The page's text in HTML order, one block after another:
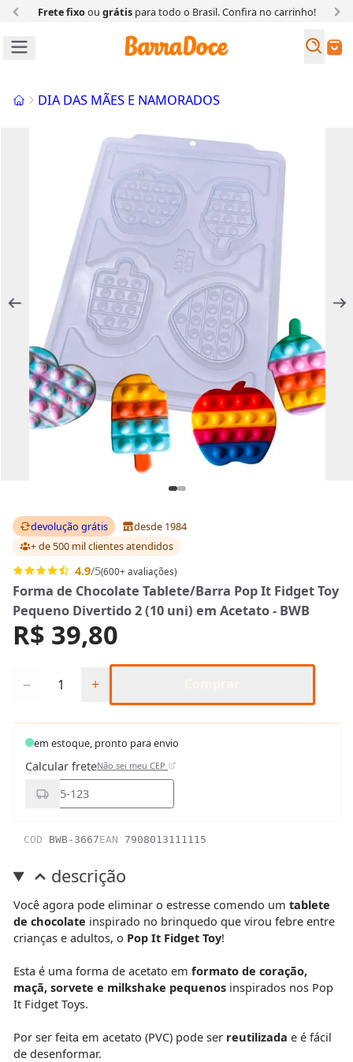
Frete fixoou grátispara todo o Brasil. Confira no carrinho!
Buscar
InícioDIA DAS MÃES E NAMORADOS
devolução grátis
desde 1984
+ de 500 mil clientesatendidos
4.9/5(600+ avaliações)
Forma de Chocolate Tablete/Barra Pop It Fidget Toy
Pequeno Divertido 2 (10 uni) em Acetato - BWB
R$ 39,80
− +
em estoque, pronto para envio
Calcular freteNão sei meu CEP
COD BWB-3667EAN 7908013111115
descrição
Você agora pode eliminar o estresse comendo um tablete
de chocolate inspirado no brinquedo que virou febre entre
crianças e adultos, o Pop It Fidget Toy!
Esta é uma forma de acetato em formato de coração,
maçã, sorvete e milkshake pequenosinspirados nos Pop
It Fidget Toys.
Por ser feita em acetato (PVC) pode ser reutilizada e é fácil
de desenformar.